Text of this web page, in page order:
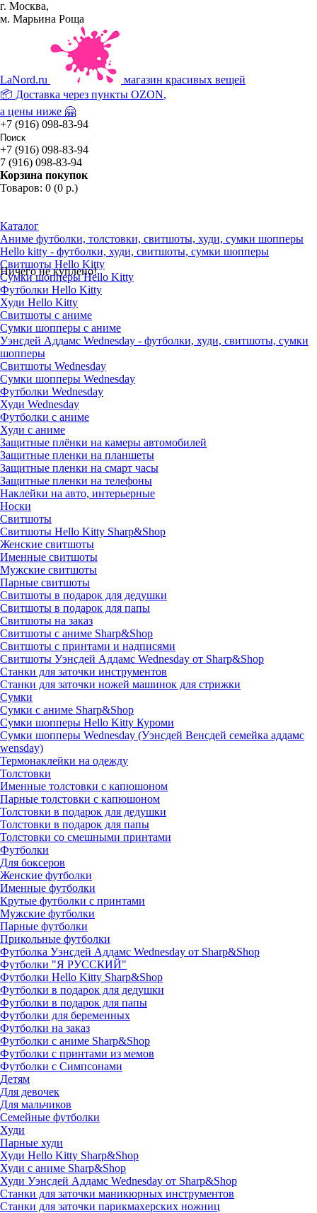
г. Москва,
м. Марьина Роща
LaNord.ru
магазин красивых вещей
📦 Доставка через пункты OZON,
а цены ниже 🤗
+7 (916) 098-83-94
+7 (916) 098-83-94
7 (916) 098-83-94
Корзина покупок
Товаров: 0 (0 р.)
Ничего не куплено!
Каталог
Аниме футболки, толстовки, свитшоты, худи, сумки шопперы
Hello kitty - футболки, худи, свитшоты, сумки шопперы
Свитшоты Hello Kitty
Сумки шопперы Hello Kitty
Футболки Hello Kitty
Худи Hello Kitty
Свитшоты с аниме
Сумки шопперы с аниме
Уэнсдей Аддамс Wednesday - футболки, худи, свитшоты, сумки
шопперы
Свитшоты Wednesday
Сумки шопперы Wednesday
Футболки Wednesday
Худи Wednesday
Футболки с аниме
Худи с аниме
Защитные плёнки на камеры автомобилей
Защитные пленки на планшеты
Защитные пленки на смарт часы
Защитные пленки на телефоны
Наклейки на авто, интерьерные
Носки
Свитшоты
Cвитшоты Hello Kitty Sharp&Shop
Женские свитшоты
Именные свитшоты
Мужские свитшоты
Парные свитшоты
Свитшоты в подарок для дедушки
Свитшоты в подарок для папы
Свитшоты на заказ
Свитшоты с аниме Sharp&Shop
Свитшоты с принтами и надписями
Свитшоты Уэнсдей Аддамс Wednesday от Sharp&Shop
Станки для заточки инструментов
Станки для заточки ножей машинок для стрижки
Сумки
Сумки с аниме Sharp&Shop
Сумки шопперы Hello Kitty Куроми
Сумки шопперы Wednesday (Уэнсдей Венсдей семейка аддамс
wensday)
Термонаклейки на одежду
Толстовки
Именные толстовки с капюшоном
Парные толстовки с капюшоном
Толстовки в подарок для дедушки
Толстовки в подарок для папы
Толстовки со смешными принтами
Футболки
Для боксеров
Женские футболки
Именные футболки
Крутые футболки с принтами
Мужские футболки
Парные футболки
Прикольные футболки
Футболка Уэнсдей Аддамс Wednesday от Sharp&Shop
Футболки "Я РУССКИЙ"
Футболки Hello Kitty Sharp&Shop
Футболки в подарок для дедушки
Футболки в подарок для папы
Футболки для беременных
Футболки на заказ
Футболки с аниме Sharp&Shop
Футболки с принтами из мемов
Футболки с Симпсонами
Детям
Для девочек
Для мальчиков
Семейные футболки
Худи
Парные худи
Худи Hello Kitty Sharp&Shop
Худи с аниме Sharp&Shop
Худи Уэнсдей Аддамс Wednesday от Sharp&Shop
Станки для заточки маникюрных инструментов
Станки для заточки парикмахерских ножниц